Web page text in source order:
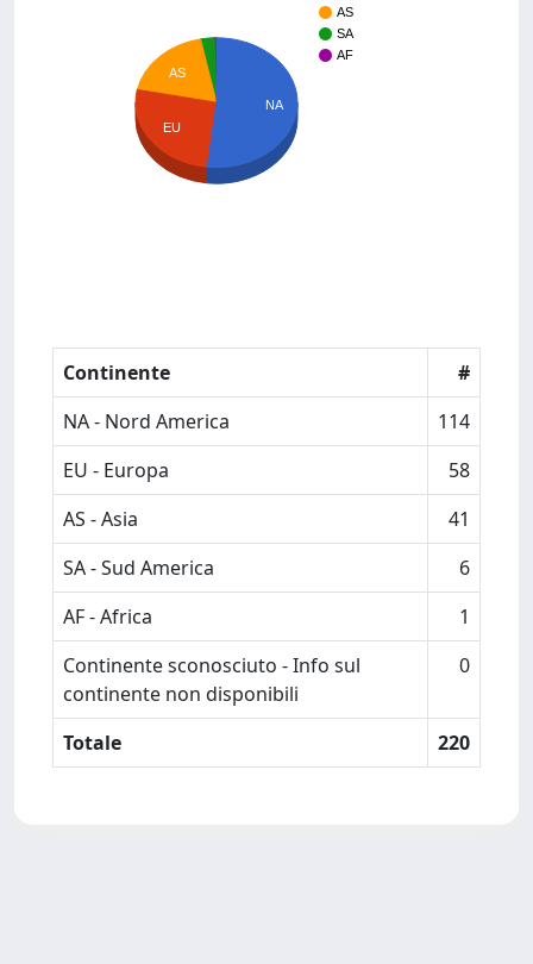
AS
SA
AF
AS
EU
NA
Continente
#
NA - Nord America
114
EU - Europa
58
AS - Asia
41
SA - Sud America
6
AF - Africa
1
Continente sconosciuto - Info sul
continente non disponibili
0
Totale 220